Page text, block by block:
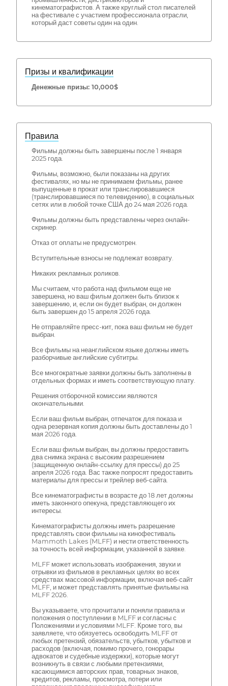
кинематографистов. А также круглый стол писателей
на фестивале с участием профессионала отрасли,
который даст советы один на один.
Призы и квалификации
Денежные призы: 10,000$
Правила
Фильмы должны быть завершены после 1 января
2025 года.
Фильмы, возможно, были показаны на других
фестивалях, но мы не принимаем фильмы, ранее
выпущенные в прокат или транслировавшиеся
(транслировавшиеся по телевидению), в социальных
сетях или в любой точке США до 24 мая 2026 года.
Фильмы должны быть представлены через онлайн-
скринер.
Отказ от оплаты не предусмотрен.
Вступительные взносы не подлежат возврату.
Никаких рекламных роликов.
Мы считаем, что работа над фильмом еще не
завершена, но ваш фильм должен быть близок к
завершению, и, если он будет выбран, он должен
быть завершен до 15 апреля 2026 года.
Не отправляйте пресс-кит, пока ваш фильм не будет
выбран.
Все фильмы на неанглийском языке должны иметь
разборчивые английские субтитры.
Все многократные заявки должны быть заполнены в
отдельных формах и иметь соответствующую плату.
Решения отборочной комиссии являются
окончательными.
Если ваш фильм выбран, отпечаток для показа и
одна резервная копия должны быть доставлены до 1
мая 2026 года.
Если ваш фильм выбран, вы должны предоставить
два снимка экрана с высоким разрешением
(защищенную онлайн-ссылку для прессы) до 25
апреля 2026 года. Вас также попросят предоставить
материалы для прессы и трейлер веб-сайта.
Все кинематографисты в возрасте до 18 лет должны
иметь законного опекуна, представляющего их
интересы.
Кинематографисты должны иметь разрешение
представлять свои фильмы на кинофестиваль
Mammoth Lakes (MLFF) и нести ответственность
за точность всей информации, указанной в заявке.
MLFF может использовать изображения, звуки и
отрывки из фильмов в рекламных целях во всех
средствах массовой информации, включая веб-сайт
MLFF, и может представлять принятые фильмы на
MLFF 2026.
Вы указываете, что прочитали и поняли правила и
положения о поступлении в MLFF и согласны с
Положениями и условиями MLFF. Кроме того, вы
заявляете, что обязуетесь освободить MLFF от
любых претензий, обязательств, убытков, убытков и
расходов (включая, помимо прочего, гонорары
адвокатов и судебные издержки), которые могут
возникнуть в связи с любыми претензиями,
касающимися авторских прав, товарных знаков,
кредитов, рекламы, просмотра, потери или